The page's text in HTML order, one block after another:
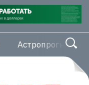
Астропрогноз